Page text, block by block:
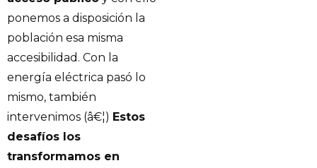
ponemos a disposición la
población esa misma
accesibilidad. Con la
energía eléctrica pasó lo
mismo, también
intervenimos (â€¦) Estos
desafíos los
transformamos en